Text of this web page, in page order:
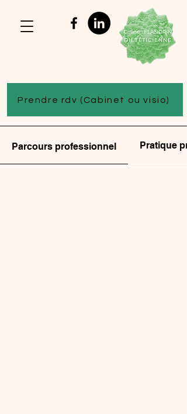
Prendre rdv (Cabinet ou visio)
Parcours professionnel Pratique